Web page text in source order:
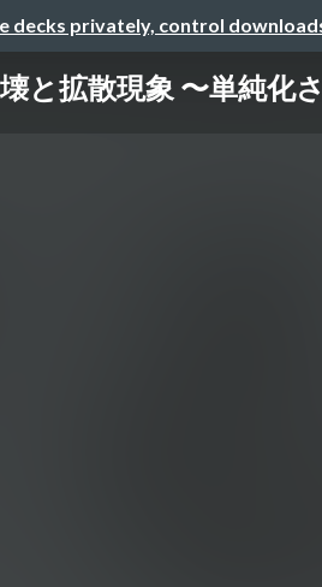
decks privately, control
と拡散現象 〜単純化